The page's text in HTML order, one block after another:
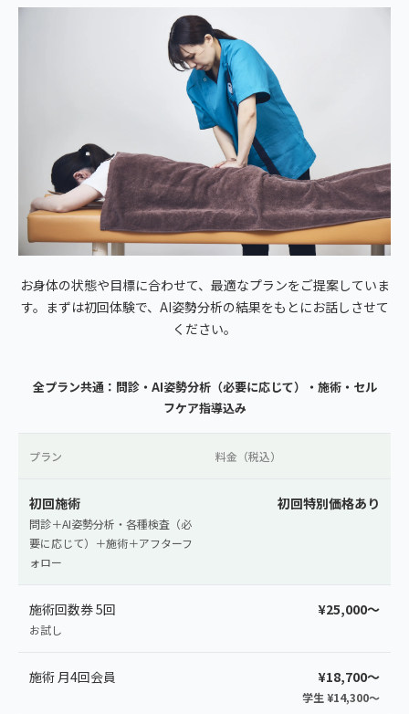
お身体の状態や目標に合わせて、最適なプランをご提案していま
す。まずは初回体験で、AI姿勢分析の結果をもとにお話しさせて
ください。
全プラン共通：問診・AI姿勢分析（必要に応じて）・施術・セル
フケア指導込み
プラン 料金（税込）
初回施術
問診＋AI姿勢分析・各種検査（必
要に応じて）＋施術＋アフターフ
ォロー
初回特別価格あり
施術回数券 5回
お試し
¥25,000〜
施術 月4回会員 ¥18,700〜
学生 ¥14,300〜